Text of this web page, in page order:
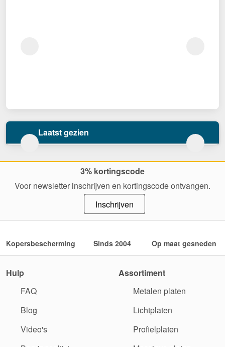
Laatst gezien
3% kortingscode
Voor newsletter inschrijven en kortingscode ontvangen.
Inschrijven
Kopersbescherming Sinds 2004 Op maat gesneden
Hulp
FAQ
Blog
Video's
Assortiment
Metalen platen
Lichtplaten
Profielplaten